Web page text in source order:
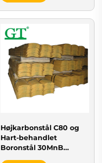
Højkarbonstål C80 og
Hart-behandlet
Boronstål 30MnB